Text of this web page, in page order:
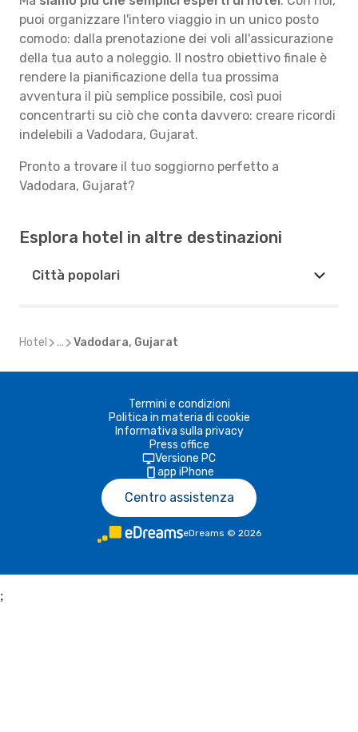
puoi organizzare l'intero viaggio in un unico posto
comodo: dalla prenotazione dei voli all'assicurazione
della tua auto a noleggio. Il nostro obiettivo finale è
rendere la pianificazione della tua prossima
avventura il più semplice possibile, così puoi
concentrarti su ciò che conta davvero: creare ricordi
indelebili a Vadodara, Gujarat.
Pronto a trovare il tuo soggiorno perfetto a
Vadodara, Gujarat?
Esplora hotel in altre destinazioni
Città popolari
Hotel ... Vadodara, Gujarat
Termini e condizioni
Politica in materia di cookie
Informativa sulla privacy
Press office
Versione PC
app iPhone
Centro assistenza
eDreams © 2026
;